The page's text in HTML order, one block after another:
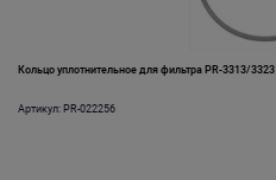
Кольцо уплотнительное для фильтра PR-3313/3323
Артикул: PR-022256